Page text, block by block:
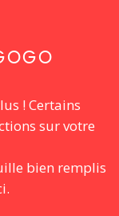
! Certains
sur votre
bien remplis